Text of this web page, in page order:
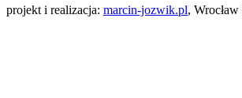
projekt i realizacja: marcin-jozwik.pl,